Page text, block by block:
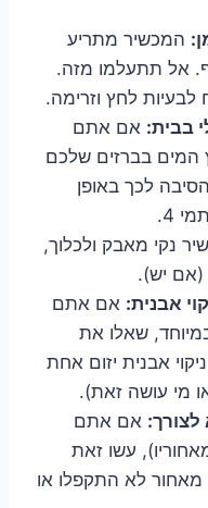
המכשיר מתריע
אל תתעלמו מזה.
לחץ וזרימה.
בבית: אם אתם
המים בברזים שלכם
לכך באופן
4.
נקי מאבק ולכלוך,
(אם יש).
אבנית: אם אתם
שאלו את
אבנית יזום אחת
מי עושה זאת).
אם אתם
עשו זאת
מאחור לא התקפלו או